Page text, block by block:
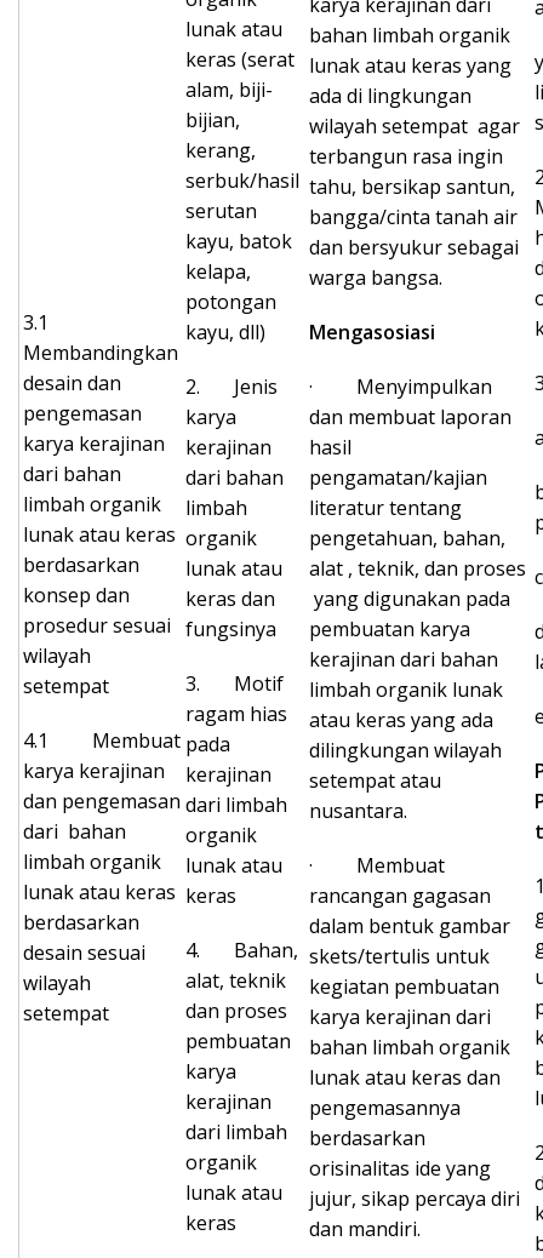
3.1
Membandingkan
desain dan
pengemasan
karya kerajinan
dari bahan
limbah organik
lunak atau keras
berdasarkan
konsep dan
prosedur sesuai
wilayah
setempat
4.1 Membuat
karya kerajinan
dan pengemasan
dari bahan
limbah organik
lunak atau keras
berdasarkan
desain sesuai
wilayah
setempat
lunak atau
keras (serat
alam, biji-
bijian,
kerang,
serbuk/hasil
serutan
kayu, batok
kelapa,
potongan
kayu, dll)
2. Jenis
karya
kerajinan
dari bahan
limbah
organik
lunak atau
keras dan
fungsinya
3. Motif
ragam hias
pada
kerajinan
dari limbah
organik
lunak atau
keras
4. Bahan,
alat, teknik
dan proses
pembuatan
karya
kerajinan
dari limbah
organik
lunak atau
keras
bahan limbah organik
lunak atau keras yang
ada di lingkungan
wilayah setempat agar
terbangun rasa ingin
tahu, bersikap santun,
bangga/cinta tanah air
dan bersyukur sebagai
warga bangsa.
Mengasosiasi
· Menyimpulkan
dan membuat laporan
hasil
pengamatan/kajian
literatur tentang
pengetahuan, bahan,
alat , teknik, dan proses
yang digunakan pada
pembuatan karya
kerajinan dari bahan
limbah organik lunak
atau keras yang ada
dilingkungan wilayah
setempat atau
nusantara.
· Membuat
rancangan gagasan
dalam bentuk gambar
skets/tertulis untuk
kegiatan pembuatan
karya kerajinan dari
bahan limbah organik
lunak atau keras dan
pengemasannya
berdasarkan
orisinalitas ide yang
jujur, sikap percaya diri
dan mandiri.